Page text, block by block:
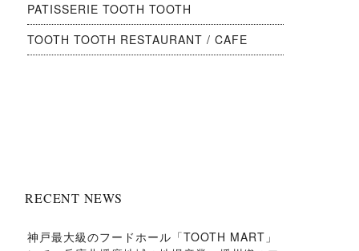
PATISSERIE TOOTH TOOTH
TOOTH TOOTH RESTAURANT / CAFE
RECENT NEWS
神戸最大級のフードホール「TOOTH MART」